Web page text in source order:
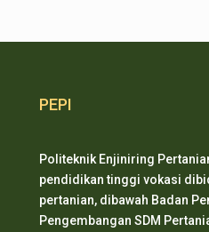
PEPI
Politeknik Enjiniring
pendidikan tinggi vokasi
pertanian, dibawah Badan
Pengembangan SDM